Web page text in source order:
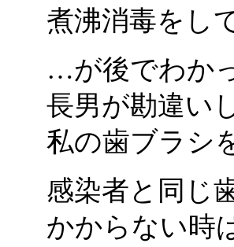
煮沸消毒をし
…が後でわか
長男が勘違い
私の歯ブラシ
感染者と同じ
かからない時